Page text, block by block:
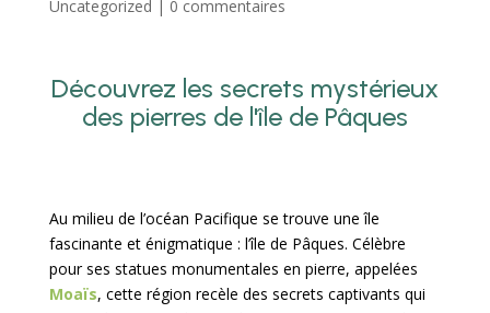
Uncategorized | 0 commentaires
Découvrez les secrets mystérieux
des pierres de l'île de Pâques
Au milieu de l’océan Pacifique se trouve une île
fascinante et énigmatique : l’île de Pâques. Célèbre
pour ses statues monumentales en pierre, appelées
Moaïs, cette région recèle des secrets captivants qui